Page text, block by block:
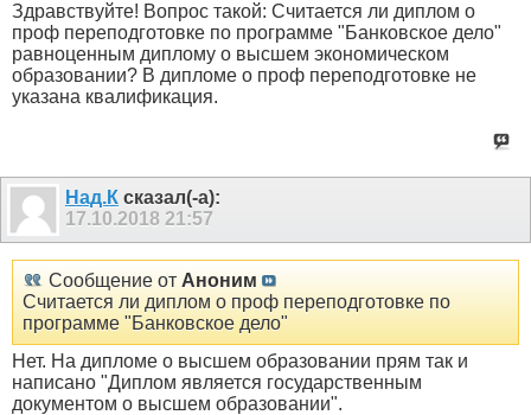
Отмена Оплатить
Здравствуйте! Вопрос такой: Считается ли диплом о
проф переподготовке по программе "Банковское дело"
равноценным диплому о высшем экономическом
образовании? В дипломе о проф переподготовке не
указана квалификация.
Над.К сказал(-а):
17.10.2018 21:57
Сообщение от Аноним
Считается ли диплом о проф переподготовке по
программе "Банковское дело"
Нет. На дипломе о высшем образовании прям так и
написано "Диплом является государственным
документом о высшем образовании".